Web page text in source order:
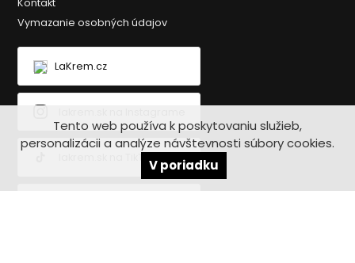
Kontakt
Vymazanie osobných údajov
LaKrem.cz
Tento web používa k poskytovaniu služieb,
personalizácii a analýze návštevnosti súbory cookies.
V poriadku